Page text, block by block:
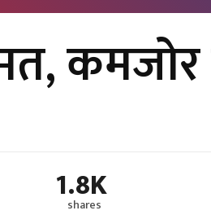
कमजोर
1.8K
shares